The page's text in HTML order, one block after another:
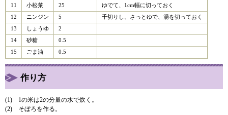
11 小松菜 25 ゆでて、1cm幅に切っておく
12 ニンジン 5 千切りし、さっとゆで、湯を切っておく
13 しょうゆ 2
14 砂糖 0.5
15 ごま油 0.5
作り方
(1) 1の米は2の分量の水で炊く。
(2) そぼろを作る。